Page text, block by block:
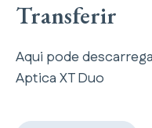
Transferir
Aqui pode
Aptica XT Duo